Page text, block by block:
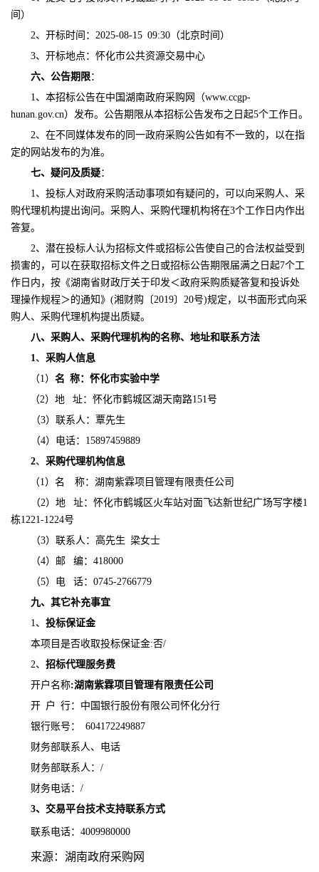
间）
2、开标时间： 2025-08-15 09:30 （北京时间）
3、开标地点： 怀化市公共资源交易中心
六、公告期限：
1、本招标公告在中国湖南政府采购网（www.ccgp-
hunan.gov.cn）发布。公告期限从本招标公告发布之日起5个工作日。
2、在不同媒体发布的同一政府采购公告如有不一致的，以在指
定的网站发布的为准。
七、疑问及质疑：
1、投标人对政府采购活动事项如有疑问的，可以向采购人、采
购代理机构提出询问。采购人、采购代理机构将在3个工作日内作出
答复。
2、潜在投标人认为招标文件或招标公告使自己的合法权益受到
损害的，可以在获取招标文件之日或招标公告期限届满之日起7个工
作日内，按《湖南省财政厅关于印发＜政府采购质疑答复和投诉处
理操作规程＞的通知》(湘财购〔2019〕20号)规定，以书面形式向采
购人、采购代理机构提出质疑。
八、采购人、采购代理机构的名称、地址和联系方法
1、 采购人信息
（1）名 称：怀化市实验中学
（2）地 址：怀化市鹤城区湖天南路151号
（3） 联系人：覃先生
（4） 电话： 15897459889
2、 采购代理机构信息
（1） 名 称：湖南紫霖项目管理有限责任公司
（2）地 址： 怀化市鹤城区火车站对面飞达新世纪广场写字楼1
栋1221-1224号
（3）联系人： 高先生 梁女士
（4）邮 编： 418000
（5）电 话： 0745-2766779
九、其它补充事宜
1、 投标保证金
本项目是否收取投标保证金:否/
2、 招标代理服务费
开户名称:湖南紫霖项目管理有限责任公司
开 户 行： 中国银行股份有限公司怀化分行
银行账号：
604172249887
财务部联系人、电话
财务部联系人： /
财务电话： /
3、交易平台技术支持联系方式
联系电话： 4009980000
来源：湖南政府采购网